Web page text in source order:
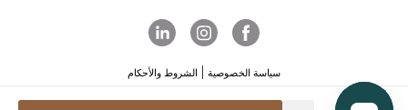
سياسة الخصوصية الشروط والأحكام